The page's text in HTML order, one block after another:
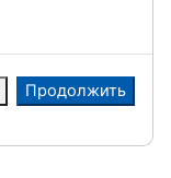
Продолжить